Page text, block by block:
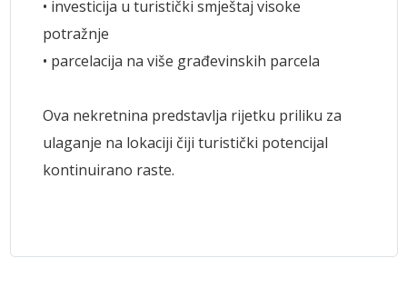
• investicija u turistički smještaj visoke
potražnje
• parcelacija na više građevinskih parcela
Ova nekretnina predstavlja rijetku priliku za
ulaganje na lokaciji čiji turistički potencijal
kontinuirano raste.